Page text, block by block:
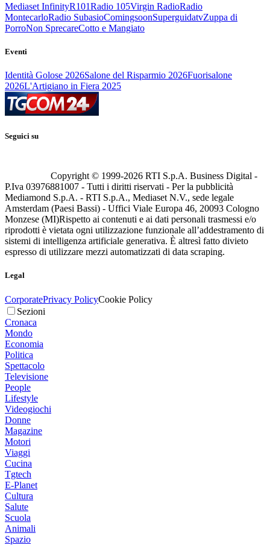
Mediaset InfinityR101Radio 105Virgin RadioRadio
MontecarloRadio SubasioComingsoonSuperguidatvZuppa di
PorroNon SprecareCotto e Mangiato
Eventi
Identità Golose 2026Salone del Risparmio 2026Fuorisalone
2026L'Artigiano in Fiera 2025
Seguici su
Copyright © 1999-2026 RTI S.p.A. Business Digital -
P.Iva 03976881007 - Tutti i diritti riservati - Per la pubblicità
Mediamond S.p.A. - RTI S.p.A., Mediaset N.V., sede legale
Amsterdam (Paesi Bassi) - Uffici Viale Europa 46, 20093 Cologno
Monzese (MI)Rispetto ai contenuti e ai dati personali trasmessi e/o
riprodotti è vietata ogni utilizzazione funzionale all’addestramento di
sistemi di intelligenza artificiale generativa. È altresì fatto divieto
espresso di utilizzare mezzi automatizzati di data scraping.
Legal
CorporatePrivacy PolicyCookie Policy
Sezioni
Cronaca
Mondo
Economia
Politica
Spettacolo
Televisione
People
Lifestyle
Videogiochi
Donne
Magazine
Motori
Viaggi
Cucina
Tgtech
E-Planet
Cultura
Salute
Scuola
Animali
Spazio